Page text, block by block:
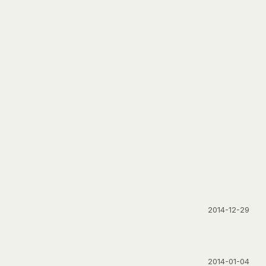
2014-12-29
2014-01-04